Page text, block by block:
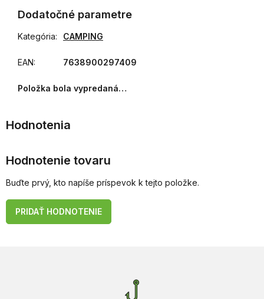
Dodatočné parametre
Kategória: CAMPING
EAN: 7638900297409
Položka bola vypredaná…
Hodnotenie tovaru
Buďte prvý, kto napíše príspevok k tejto položke.
PRIDAŤ HODNOTENIE